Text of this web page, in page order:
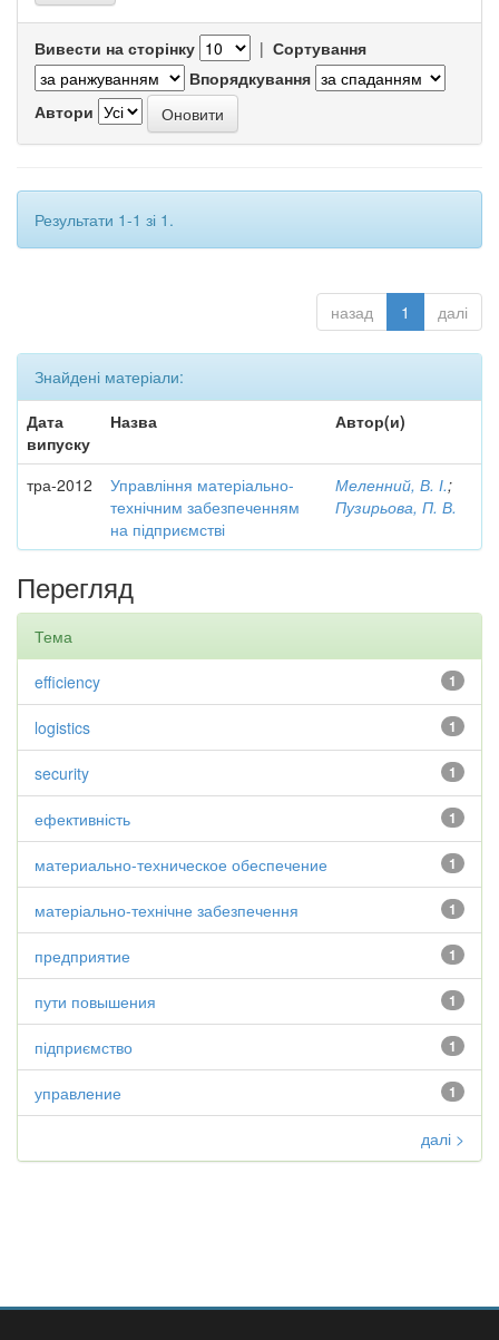
Вивести на сторінку | Сортування
Впорядкування
Автори
Результати 1-1 зі 1.
назад 1 далі
Знайдені матеріали:
Дата
випуску
Назва Автор(и)
тра-2012
Управління матеріально-
технічним забезпеченням
на підприємстві
Меленний, В. І.;
Пузирьова, П. В.
Перегляд
Тема
1
efficiency
1
logistics
1
security
1
ефективність
1
материально-техническое обеспечение
1
матеріально-технічне забезпечення
1
предприятие
1
пути повышения
1
підприємство
1
управление
далі >